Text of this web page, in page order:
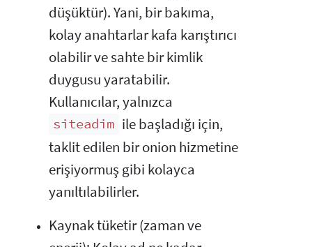
düşüktür). Yani, bir bakıma,
kolay anahtarlar kafa karıştırıcı
olabilir ve sahte bir kimlik
duygusu yaratabilir.
Kullanıcılar, yalnızca
siteadim ile başladığı için,
taklit edilen bir onion hizmetine
erişiyormuş gibi kolayca
yanıltılabilirler.
Kaynak tüketir (zaman ve